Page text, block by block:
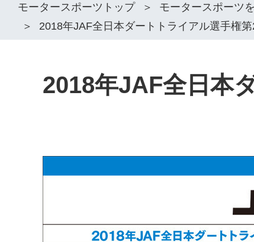
モータースポーツトップ モータースポーツ
2018年JAF全日本ダートトライアル選手権第
2018年JAF全日本